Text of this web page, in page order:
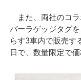
また、両社のコラ
バーラゲッジタグ
らす3車内で販売す
日で、数量限定で